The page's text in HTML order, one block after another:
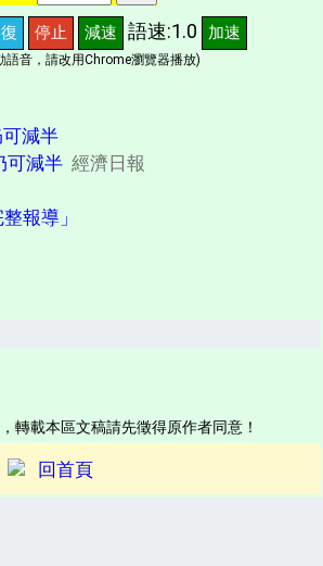
停止 減速 語速:1.0 加速
語音，請改用Chrome瀏覽器播放)
減半
可減半 經濟日報
報導」
轉載本區文稿請先徵得原作者同意！
回首頁